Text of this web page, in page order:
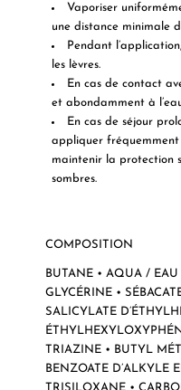
Vaporiser
une distance minimale
Pendant
les lèvres.
En cas de contact
et abondamment à
En cas de séjour
appliquer
maintenir la protection
sombres.
COMPOSITION
BUTANE • AQUA / EAU
GLYCÉRINE •
SALICYLATE
TRIAZINE • BUTYL
BENZOATE D’ALKYLE
TRISILOXANE •